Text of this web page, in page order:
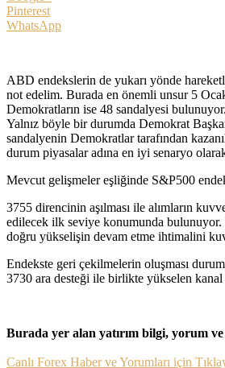
Pinterest
WhatsApp
ABD endekslerin de yukarı yönde
not edelim. Burada en önemli unsur 5
Demokratların ise 48 sandalyesi
Yalnız böyle bir durumda Demokrat
sandalyenin Demokratlar tarafından
durum piyasalar adına en iyi senaryo
Mevcut gelişmeler eşliğinde S&P500
3755 direncinin aşılması ile alımların
edilecek ilk seviye konumunda
doğru yükselişin devam etme ihtimalini
Endekste geri çekilmelerin oluşması
3730 ara desteği ile birlikte yükselen
Burada yer alan yatırım bilgi, yorum ve
Canlı Forex Haber ve Yorumları için